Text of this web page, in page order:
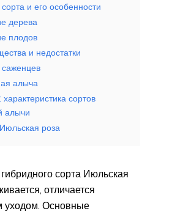
и его особенности
дерева
плодов
и недостатки
алыча
сортов
алычи
роза
сорта Июльская
отличается
уходом. Основные